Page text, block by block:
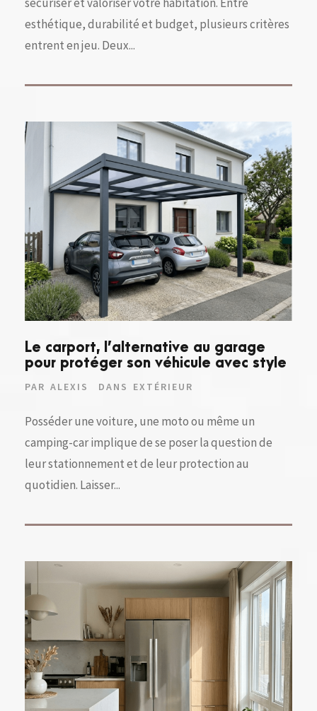
esthétique, durabilité et budget, plusieurs critères
entrent en jeu. Deux...
Le carport, l’alternative au garage
pour protéger son véhicule avec style
PAR ALEXIS DANS EXTÉRIEUR
Posséder une voiture, une moto ou même un
camping-car implique de se poser la question de
leur stationnement et de leur protection au
quotidien. Laisser...